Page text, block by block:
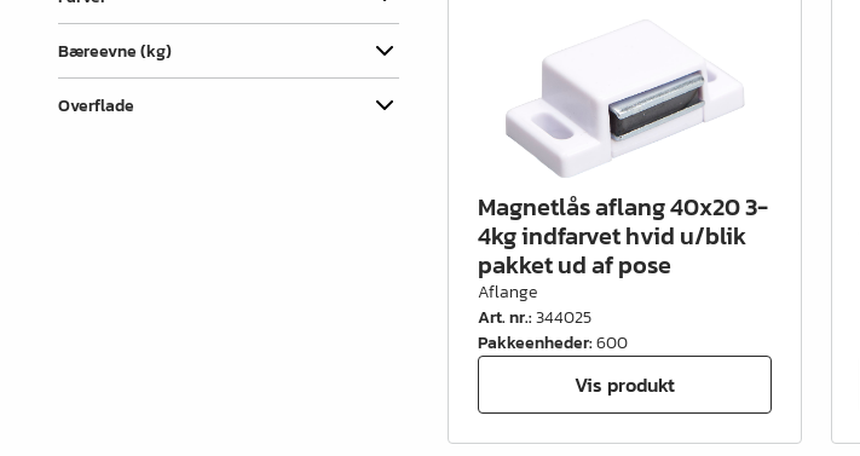
El artikler
Kemi & reparation
Bæreevne (kg)
Overflade
Magnetlås aflang 40x20 3-
4kg indfarvet hvid u/blik
pakket ud af pose
Aflange
Art. nr.:344025
Pakkeenheder:600
Vis produkt